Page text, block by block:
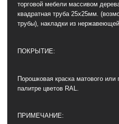
торговой мебели массивом
квадратная труба 25х25мм.
трубы), накладки из
ПОКРЫТИЕ:
Порошковая краска матового или
палитре цветов RAL.
ПРИМЕЧАНИЕ: